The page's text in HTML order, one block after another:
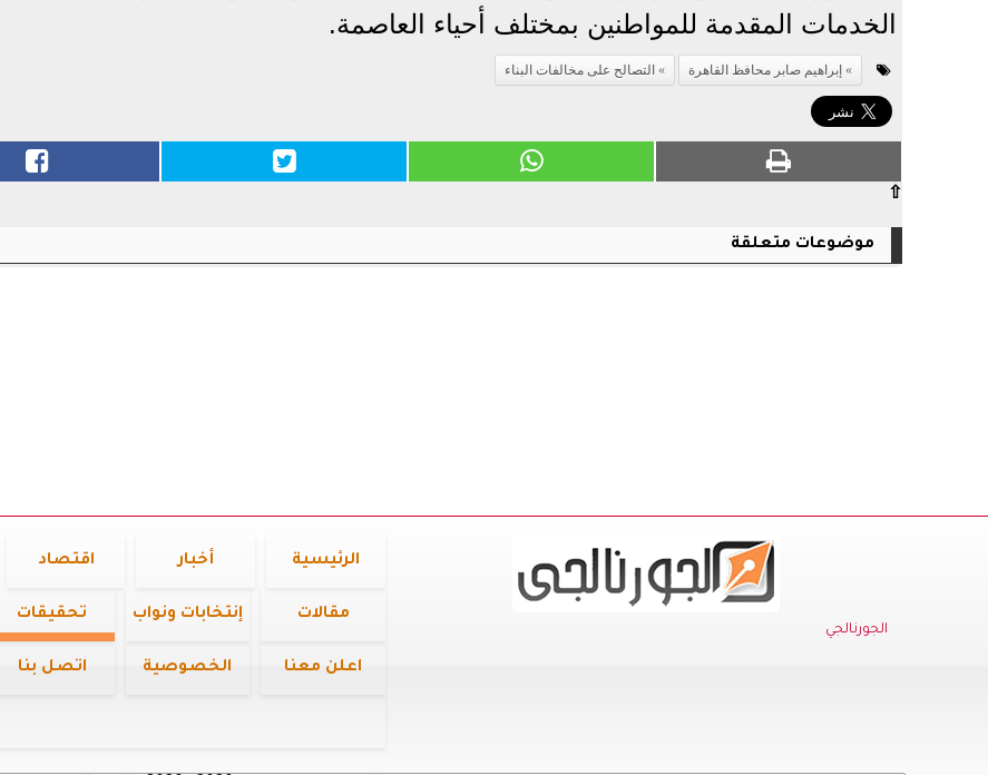
الخدمات المقدمة للمواطنين بمختلف أحياء العاصمة.
إبراهيم صابر محافظ القاهرة التصالح على مخالفات البناء
⇧
موضوعات متعلقة
الجورنالجي
الرئيسية أخبار اقتصاد
مقالات إنتخابات ونواب تحقيقات
اعلن معنا الخصوصية اتصل بنا